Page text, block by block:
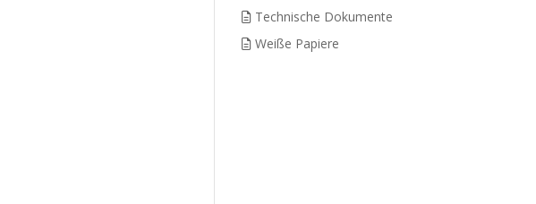
Technische Dokumente
Weiße Papiere